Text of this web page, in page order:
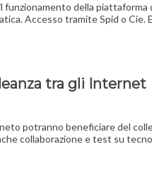
funzionamento della piattaforma
Accesso tramite Spid o Cie.
tra gli Internet
potranno beneficiare del
collaborazione e test su